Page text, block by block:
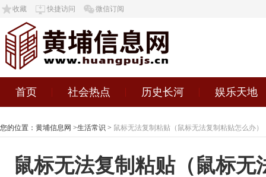
收藏 快捷访问 微信订阅
首页 社会热点 历史长河 娱乐天地
您的位置： 黄埔信息网 >生活常识 > 鼠标无法复制粘贴（鼠标无法复制粘贴怎么办）
鼠标无法复制粘贴（鼠标无